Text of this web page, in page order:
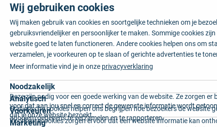
Wij gebruiken cookies
Wij maken gebruik van cookies en soortgelijke technieken om je
gebruiksvriendelijker en persoonlijker te maken. Sommige cookies
website goed te laten functioneren. Andere cookies helpen ons om
verzamelen, je voorkeuren op te slaan of gerichte advertenties te
Meer informatie vind je in onze privacyverklaring
Noodzakelijk
Deze zijn nodig voor een goede werking van de website. Ze zorgen er
voor dat aan jou snel en correct de gewenste informatie wordt
dat je onze website bezoekt.
Analytisch
Statistische cookies helpen ons begrijpen hoe bezoekers de website
anoniem gegevens te verzamelen en te rapporteren.
Voorkeuren
Voorkeurscookies zorgen ervoor dat een website informatie kan
Marketing